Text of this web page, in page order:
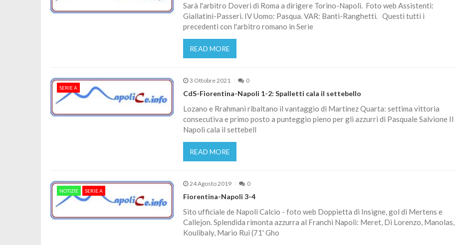
Sarà l'arbitro Doveri di Roma a dirigere Torino-Napoli. Foto web Assistenti:
Giallatini-Passeri. IV Uomo: Pasqua. VAR: Banti-Ranghetti. Questi tutti i
precedenti con l'arbitro romano in Serie
READ MORE
SERIE A
3 Ottobre 2021 0
CdS-Fiorentina-Napoli 1-2: Spalletti cala il settebello
Lozano e Rrahmani ribaltano il vantaggio di Martinez Quarta: settima vittoria
consecutiva e primo posto a punteggio pieno per gli azzurri di Pasquale Salvione Il
Napoli cala il settebell
READ MORE
NOTIZIE SERIE A
24 Agosto 2019 0
Fiorentina-Napoli 3-4
Sito ufficiale de Napoli Calcio - foto web Doppietta di Insigne, gol di Mertens e
Callejon. Splendida rimonta azzurra al Franchi Napoli: Meret, Di Lorenzo, Manolas,
Koulibaly, Mario Rui (71' Gho